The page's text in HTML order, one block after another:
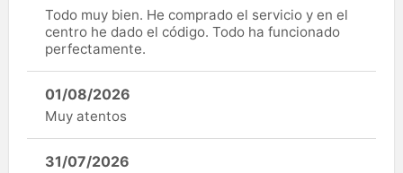
Todo muy bien. He comprado el servicio y en el
centro he dado el código. Todo ha funcionado
perfectamente.
01/08/2026
Muy atentos
31/07/2026